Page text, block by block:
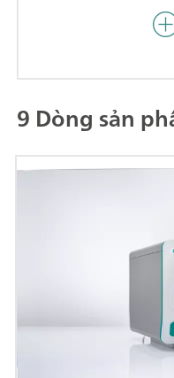
9 Dòng sản